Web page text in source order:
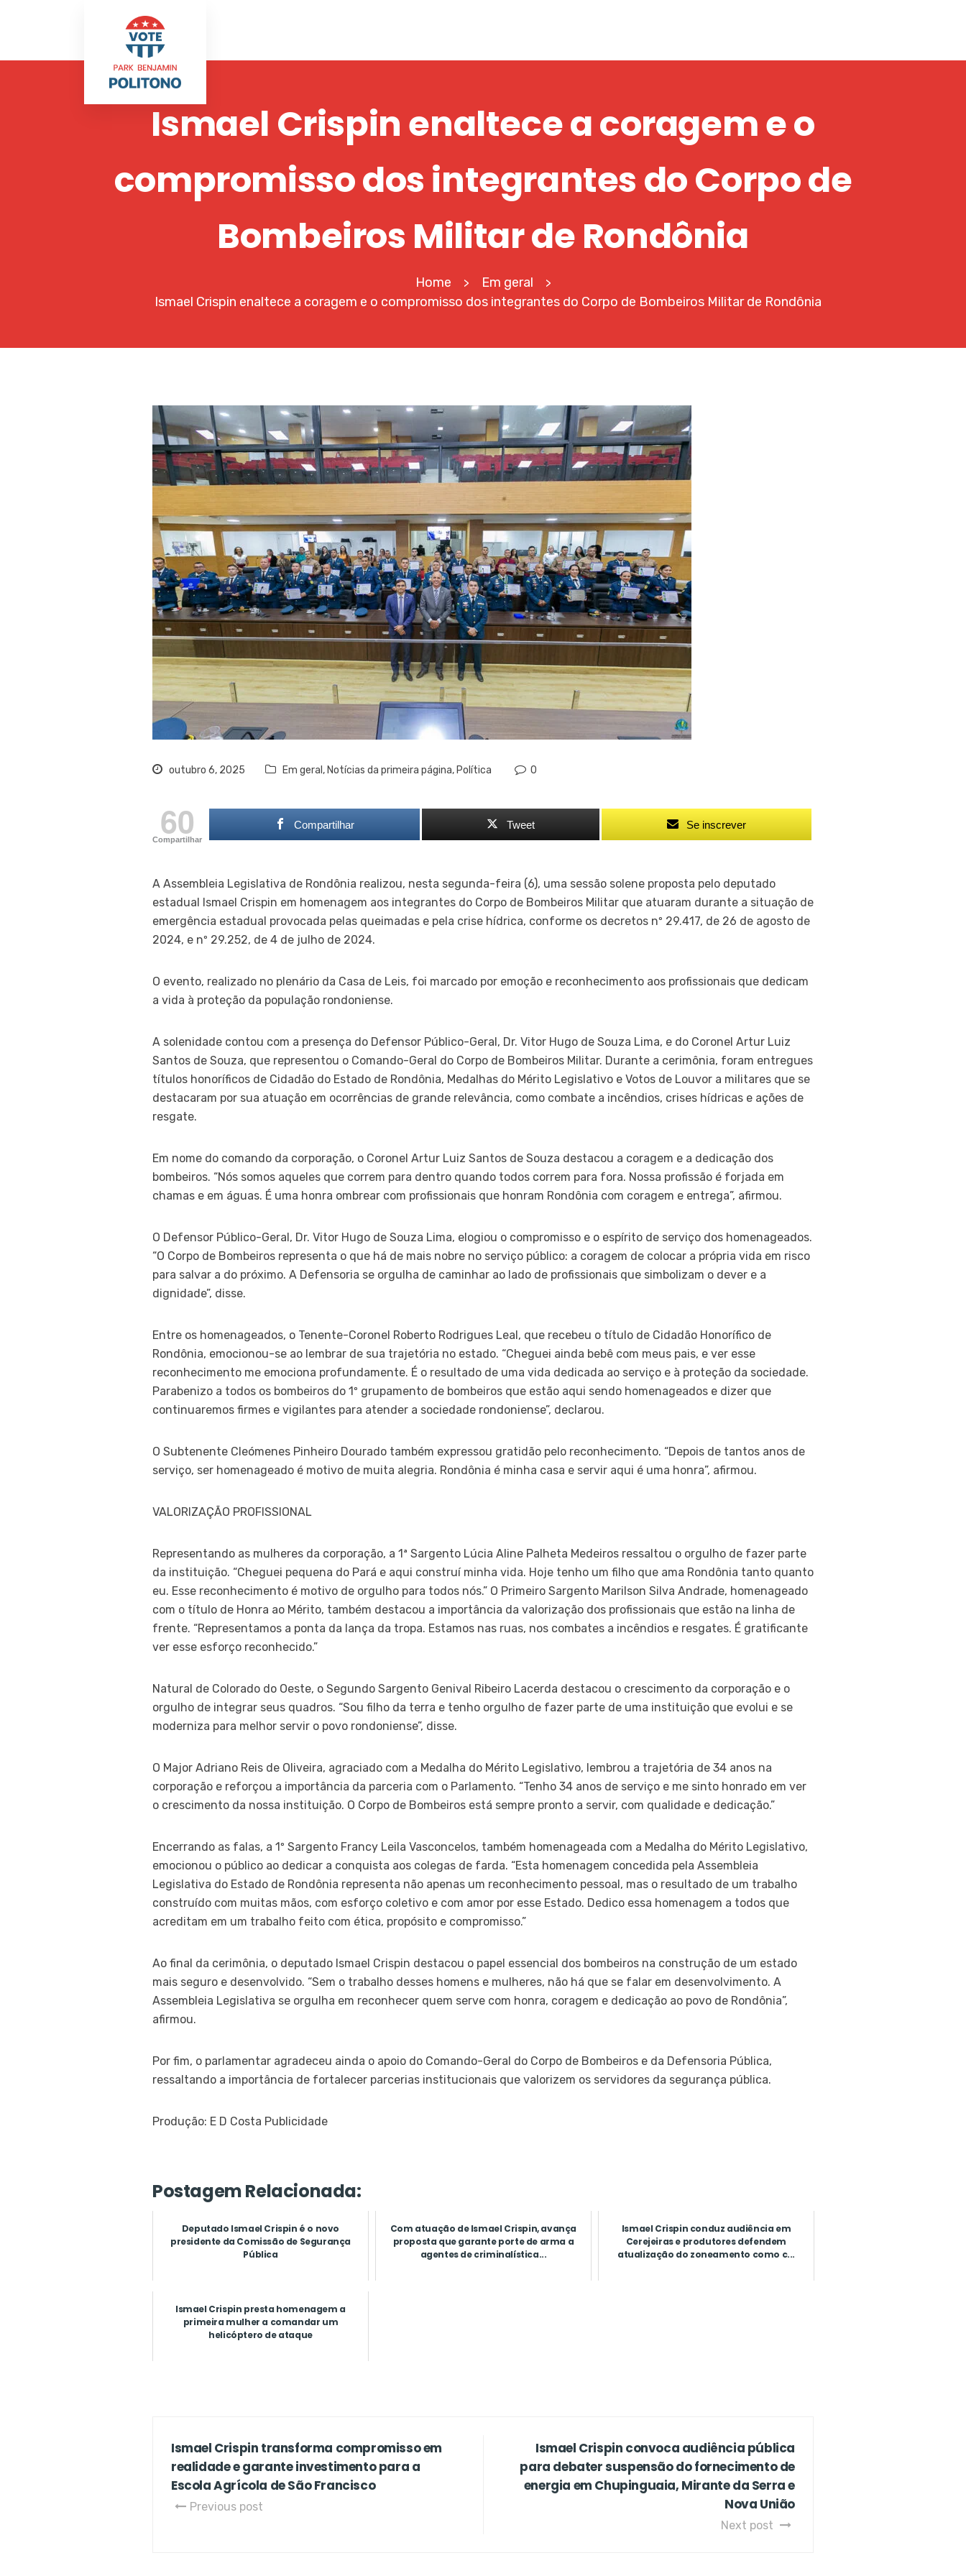
Ismael Crispin enaltece a coragem e o
compromisso dos integrantes do Corpo de
Bombeiros Militar de Rondônia
Home > Em geral >
Ismael Crispin enaltece a coragem e o compromisso dos integrantes do Corpo de Bombeiros Militar de Rondônia
outubro 6, 2025 Em geral , Notícias da primeira página, Política 0
60
Compartilhar
Compartilhar Tweet Se inscrever
A Assembleia Legislativa de Rondônia realizou, nesta segunda-feira (6), uma sessão solene proposta pelo deputado
estadual Ismael Crispin em homenagem aos integrantes do Corpo de Bombeiros Militar que atuaram durante a situação de
emergência estadual provocada pelas queimadas e pela crise hídrica, conforme os decretos nº 29.417, de 26 de agosto de
2024, e nº 29.252, de 4 de julho de 2024.
O evento, realizado no plenário da Casa de Leis, foi marcado por emoção e reconhecimento aos profissionais que dedicam
a vida à proteção da população rondoniense.
A solenidade contou com a presença do Defensor Público-Geral, Dr. Vitor Hugo de Souza Lima, e do Coronel Artur Luiz
Santos de Souza, que representou o Comando-Geral do Corpo de Bombeiros Militar. Durante a cerimônia, foram entregues
títulos honoríficos de Cidadão do Estado de Rondônia, Medalhas do Mérito Legislativo e Votos de Louvor a militares que se
destacaram por sua atuação em ocorrências de grande relevância, como combate a incêndios, crises hídricas e ações de
resgate.
Em nome do comando da corporação, o Coronel Artur Luiz Santos de Souza destacou a coragem e a dedicação dos
bombeiros. “Nós somos aqueles que correm para dentro quando todos correm para fora. Nossa profissão é forjada em
chamas e em águas. É uma honra ombrear com profissionais que honram Rondônia com coragem e entrega”, afirmou.
O Defensor Público-Geral, Dr. Vitor Hugo de Souza Lima, elogiou o compromisso e o espírito de serviço dos homenageados.
“O Corpo de Bombeiros representa o que há de mais nobre no serviço público: a coragem de colocar a própria vida em risco
para salvar a do próximo. A Defensoria se orgulha de caminhar ao lado de profissionais que simbolizam o dever e a
dignidade”, disse.
Entre os homenageados, o Tenente-Coronel Roberto Rodrigues Leal, que recebeu o título de Cidadão Honorífico de
Rondônia, emocionou-se ao lembrar de sua trajetória no estado. “Cheguei ainda bebê com meus pais, e ver esse
reconhecimento me emociona profundamente. É o resultado de uma vida dedicada ao serviço e à proteção da sociedade.
Parabenizo a todos os bombeiros do 1º grupamento de bombeiros que estão aqui sendo homenageados e dizer que
continuaremos firmes e vigilantes para atender a sociedade rondoniense”, declarou.
O Subtenente Cleómenes Pinheiro Dourado também expressou gratidão pelo reconhecimento. “Depois de tantos anos de
serviço, ser homenageado é motivo de muita alegria. Rondônia é minha casa e servir aqui é uma honra”, afirmou.
VALORIZAÇÃO PROFISSIONAL
Representando as mulheres da corporação, a 1ª Sargento Lúcia Aline Palheta Medeiros ressaltou o orgulho de fazer parte
da instituição. “Cheguei pequena do Pará e aqui construí minha vida. Hoje tenho um filho que ama Rondônia tanto quanto
eu. Esse reconhecimento é motivo de orgulho para todos nós.” O Primeiro Sargento Marilson Silva Andrade, homenageado
com o título de Honra ao Mérito, também destacou a importância da valorização dos profissionais que estão na linha de
frente. “Representamos a ponta da lança da tropa. Estamos nas ruas, nos combates a incêndios e resgates. É gratificante
ver esse esforço reconhecido.”
Natural de Colorado do Oeste, o Segundo Sargento Genival Ribeiro Lacerda destacou o crescimento da corporação e o
orgulho de integrar seus quadros. “Sou filho da terra e tenho orgulho de fazer parte de uma instituição que evolui e se
moderniza para melhor servir o povo rondoniense”, disse.
O Major Adriano Reis de Oliveira, agraciado com a Medalha do Mérito Legislativo, lembrou a trajetória de 34 anos na
corporação e reforçou a importância da parceria com o Parlamento. “Tenho 34 anos de serviço e me sinto honrado em ver
o crescimento da nossa instituição. O Corpo de Bombeiros está sempre pronto a servir, com qualidade e dedicação.”
Encerrando as falas, a 1º Sargento Francy Leila Vasconcelos, também homenageada com a Medalha do Mérito Legislativo,
emocionou o público ao dedicar a conquista aos colegas de farda. “Esta homenagem concedida pela Assembleia
Legislativa do Estado de Rondônia representa não apenas um reconhecimento pessoal, mas o resultado de um trabalho
construído com muitas mãos, com esforço coletivo e com amor por esse Estado. Dedico essa homenagem a todos que
acreditam em um trabalho feito com ética, propósito e compromisso.”
Ao final da cerimônia, o deputado Ismael Crispin destacou o papel essencial dos bombeiros na construção de um estado
mais seguro e desenvolvido. “Sem o trabalho desses homens e mulheres, não há que se falar em desenvolvimento. A
Assembleia Legislativa se orgulha em reconhecer quem serve com honra, coragem e dedicação ao povo de Rondônia”,
afirmou.
Por fim, o parlamentar agradeceu ainda o apoio do Comando-Geral do Corpo de Bombeiros e da Defensoria Pública,
ressaltando a importância de fortalecer parcerias institucionais que valorizem os servidores da segurança pública.
Produção: E D Costa Publicidade
Postagem Relacionada:
Deputado Ismael Crispin é o novo
presidente da Comissão de Segurança
Pública
Com atuação de Ismael Crispin, avança
proposta que garante porte de arma a
agentes de criminalística...
Ismael Crispin conduz audiência em
Cerejeiras e produtores defendem
atualização do zoneamento como c...
Ismael Crispin presta homenagem a
primeira mulher a comandar um
helicóptero de ataque
Ismael Crispin transforma compromisso em
realidade e garante investimento para a
Escola Agrícola de São Francisco
Previous post
Ismael Crispin convoca audiência pública
para debater suspensão do fornecimento de
energia em Chupinguaia, Mirante da Serra e
Nova União
Next post